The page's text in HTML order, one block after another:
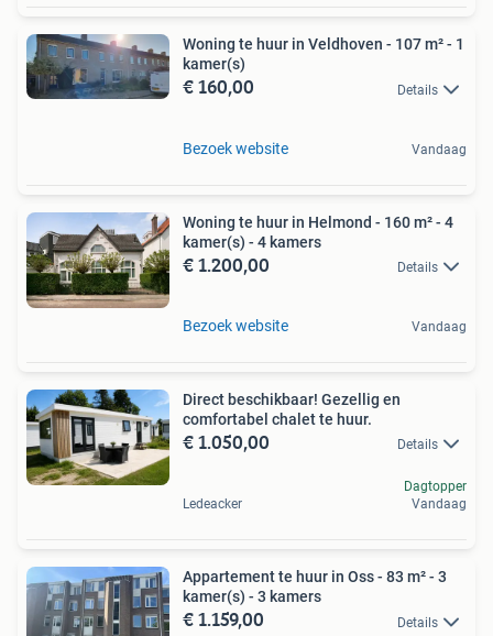
Woning te huur in Veldhoven - 107 m² - 1
kamer(s)
€ 160,00 Details
Bezoek website Vandaag
Woning te huur in Helmond - 160 m² - 4
kamer(s) - 4 kamers
€ 1.200,00 Details
Bezoek website Vandaag
Direct beschikbaar! Gezellig en
comfortabel chalet te huur.
€ 1.050,00 Details
Ledeacker
Dagtopper
Vandaag
Appartement te huur in Oss - 83 m² - 3
kamer(s) - 3 kamers
€ 1.159,00 Details